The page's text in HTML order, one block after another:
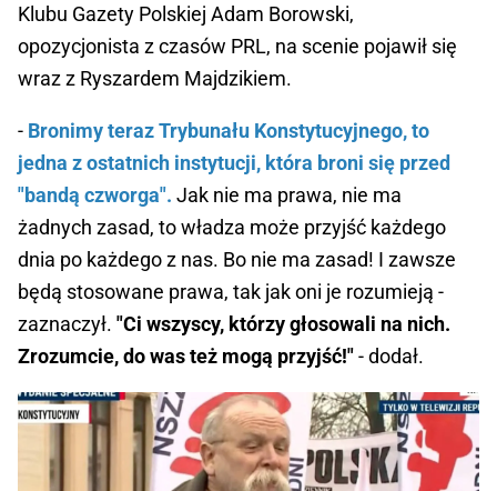
Klubu Gazety Polskiej Adam Borowski,
opozycjonista z czasów PRL, na scenie pojawił się
wraz z Ryszardem Majdzikiem.
- Bronimy teraz Trybunału Konstytucyjnego, to
jedna z ostatnich instytucji, która broni się przed
"bandą czworga". Jak nie ma prawa, nie ma
żadnych zasad, to władza może przyjść każdego
dnia po każdego z nas. Bo nie ma zasad! I zawsze
będą stosowane prawa, tak jak oni je rozumieją -
zaznaczył. "Ci wszyscy, którzy głosowali na nich.
Zrozumcie, do was też mogą przyjść!"- dodał.